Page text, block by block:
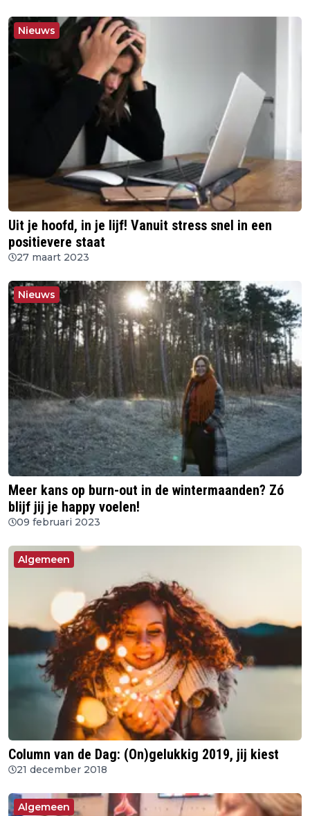
Nieuws
Uit je hoofd, in je lijf! Vanuit stress snel in een
positievere staat
27 maart 2023
Nieuws
Meer kans op burn-out in de wintermaanden? Zó
blijf jij je happy voelen!
09 februari 2023
Algemeen
Column van de Dag: (On)gelukkig 2019, jij kiest
21 december 2018
Algemeen